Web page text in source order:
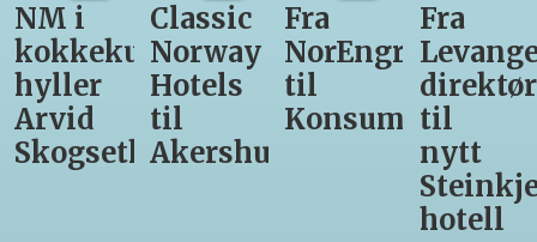
Classic
Norway
Hotels
til
Akershus
Fra
NorEngros
til
Konsumgruppen
Fra
Levanger-
direktør
til
Steinkjer-
12
får
være
med
Asko